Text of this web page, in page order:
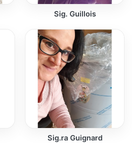
Sig. Guillois
Sig.ra Guignard